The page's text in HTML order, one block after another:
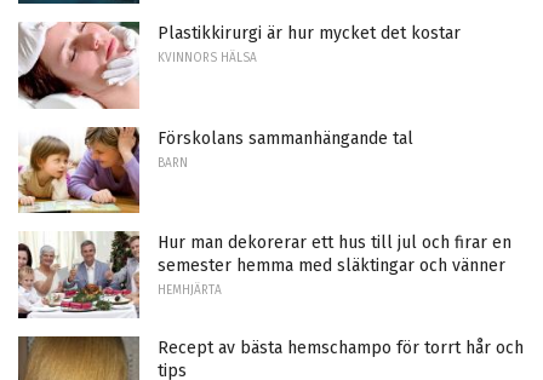
Plastikkirurgi är hur mycket det kostar
KVINNORS HÄLSA
Förskolans sammanhängande tal
BARN
Hur man dekorerar ett hus till jul och firar en
semester hemma med släktingar och vänner
HEMHJÄRTA
Recept av bästa hemschampo för torrt hår och
tips